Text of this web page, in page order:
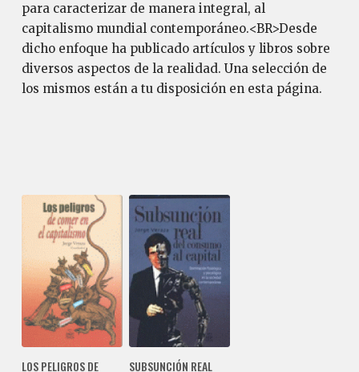
para caracterizar de manera integral, al
capitalismo mundial contemporáneo.<BR>Desde
dicho enfoque ha publicado artículos y libros sobre
diversos aspectos de la realidad. Una selección de
los mismos están a tu disposición en esta página.
LOS PELIGROS DE
SUBSUNCIÓN REAL